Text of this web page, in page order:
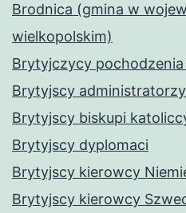
Brodnica (gmina w
wielkopolskim)
Brytyjczycy
Brytyjscy
Brytyjscy biskupi
Brytyjscy dyplomaci
Brytyjscy kierowcy
Brytyjscy kierowcy